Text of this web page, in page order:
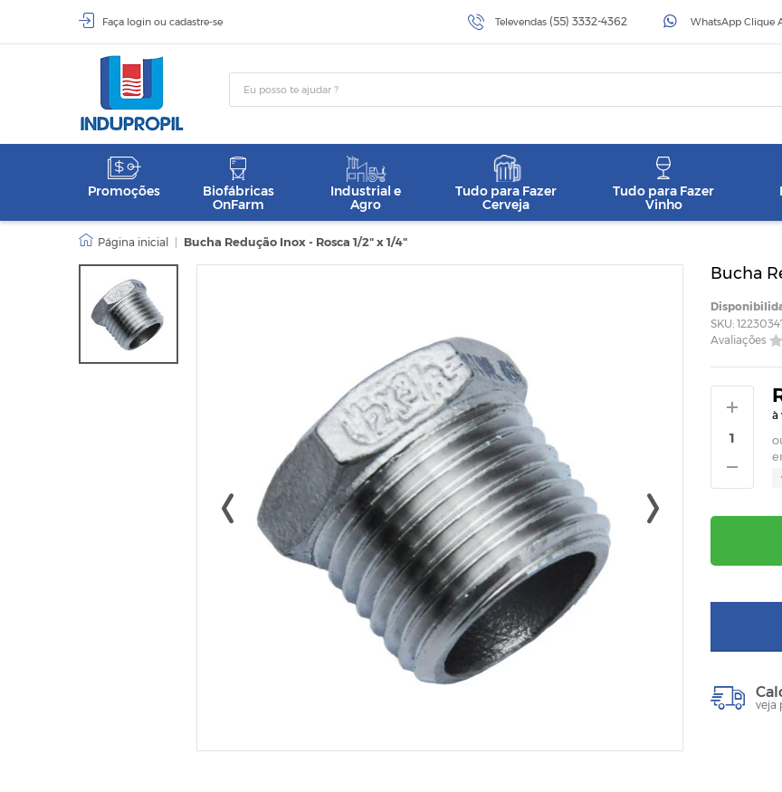
Faça login ou cadastre-se Televendas (55) 3332-4362 WhatsApp Clique
Promoções
Biofábricas
OnFarm
Industrial e
Agro
Tudo para Fazer
Cerveja
Tudo para Fazer
Vinho
Bucha Redução Inox - Rosca 1/2" x 1/4"
Bucha
SKU:
Avaliações
à
veja